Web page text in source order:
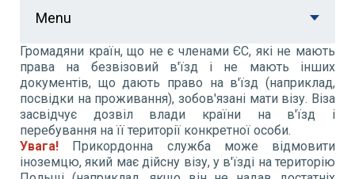
Menu
Громадяни країн, що не є членами ЄС, які не мають
права на безвізовий в'їзд і не мають інших
документів, що дають право на в'їзд (наприклад,
посвідки на проживання), зобов'язані мати візу. Віза
засвідчує дозвіл влади країни на в'їзд і
перебування на її території конкретної особи.
Увага!
Прикордонна служба може відмовити
іноземцю, який має дійсну візу, у в'їзді на територію